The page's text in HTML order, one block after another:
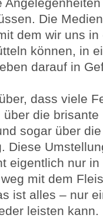
Die
dem wir uns
können, in
darauf in
dass viele
die
sogar über
Diese
eigentlich nur
mit dem
ist alles – nur
leisten